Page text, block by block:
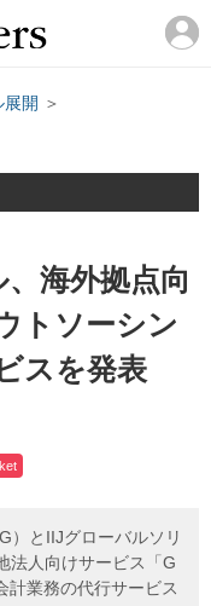
開 ＞
海外拠点向
トソーシン
スを発表
）とIIJグローバルソリ
法人向けサービス「G
計業務の代行サービス